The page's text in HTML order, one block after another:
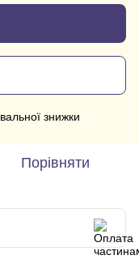
знижки
Порівняти